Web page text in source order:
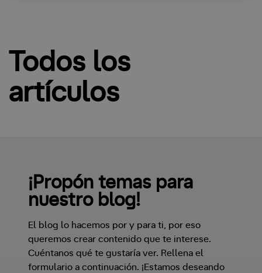
Todos los
artículos
¡Propón temas para
nuestro blog!
El blog lo hacemos por y para ti, por eso
queremos crear contenido que te interese.
Cuéntanos qué te gustaría ver. Rellena el
formulario a continuación. ¡Estamos deseando